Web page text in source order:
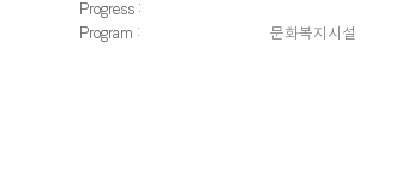
Progress :
Program :
문화복지시설